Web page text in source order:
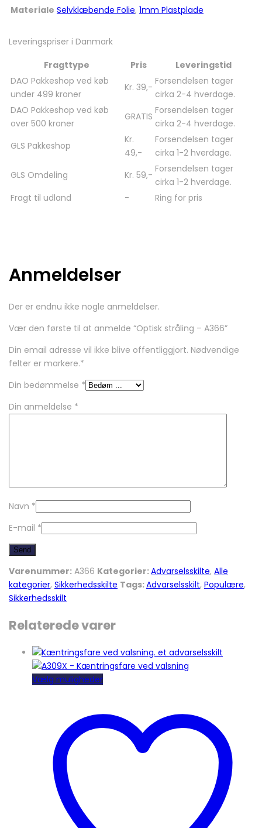
Materiale Selvklæbende Folie, 1mm Plastplade
Leveringspriser i Danmark
Fragttype
Pris
Leveringstid
DAO Pakkeshop ved køb
under 499 kroner
Kr. 39,-
Forsendelsen tager
cirka 2-4 hverdage.
DAO Pakkeshop ved køb
over 500 kroner
GRATIS
Forsendelsen tager
cirka 2-4 hverdage.
GLS Pakkeshop
Kr.
49,-
Forsendelsen tager
cirka 1-2 hverdage.
GLS Omdeling
Kr. 59,-
Forsendelsen tager
cirka 1-2 hverdage.
Fragt til udland
- Ring for pris
Anmeldelser
Der er endnu ikke nogle anmeldelser.
Vær den første til at anmelde “Optisk stråling – A366”
Din email adresse vil ikke blive offentliggjort. Nødvendige
felter er markere.*
Din bedømmelse *
Din anmeldelse *
Navn *
E-mail *
Varenummer: A366 Kategorier:Advarselsskilte, Alle
kategorier, Sikkerhedsskilte Tags:Advarselsskilt, Populære,
Sikkerhedsskilt
Relaterede varer
Vælg mulighederDette
flere
varianter.
Mulighederne